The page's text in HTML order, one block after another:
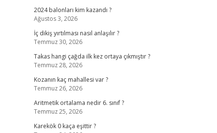
2024 balonları kim kazandı ?
Ağustos 3, 2026
İç dikiş yırtılması nasıl anlaşılır ?
Temmuz 30, 2026
Takas hangi çağda ilk kez ortaya çıkmıştır ?
Temmuz 28, 2026
Kozanın kaç mahallesi var ?
Temmuz 26, 2026
Aritmetik ortalama nedir 6. sınıf ?
Temmuz 25, 2026
Karekök 0 kaça eşittir ?